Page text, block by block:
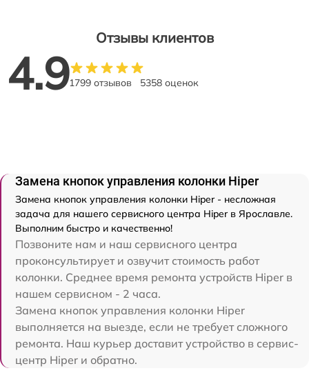
Отзывы клиентов
4.91799 отзывов 5358 оценок
Замена кнопок управления колонки Hiper
Замена кнопок управления колонки Hiper - несложная
задача для нашего сервисного центра Hiper в Ярославле.
Выполним быстро и качественно!
Позвоните нам и наш сервисного центра
проконсультирует и озвучит стоимость работ
колонки. Среднее время ремонта устройств Hiper в
нашем сервисном - 2 часа.
Замена кнопок управления колонки Hiper
выполняется на выезде, если не требует сложного
ремонта. Наш курьер доставит устройство в сервис-
центр Hiper и обратно.